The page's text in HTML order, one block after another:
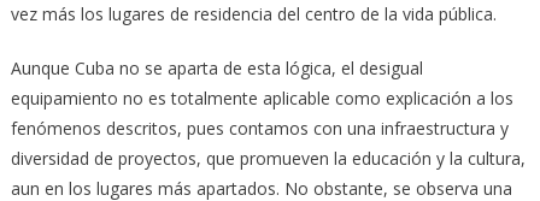
vez más los lugares de residencia del centro de la vida pública.
Aunque Cuba no se aparta de esta lógica, el desigual
equipamiento no es totalmente aplicable como explicación a los
fenómenos descritos, pues contamos con una infraestructura y
diversidad de proyectos, que promueven la educación y la cultura,
aun en los lugares más apartados. No obstante, se observa una